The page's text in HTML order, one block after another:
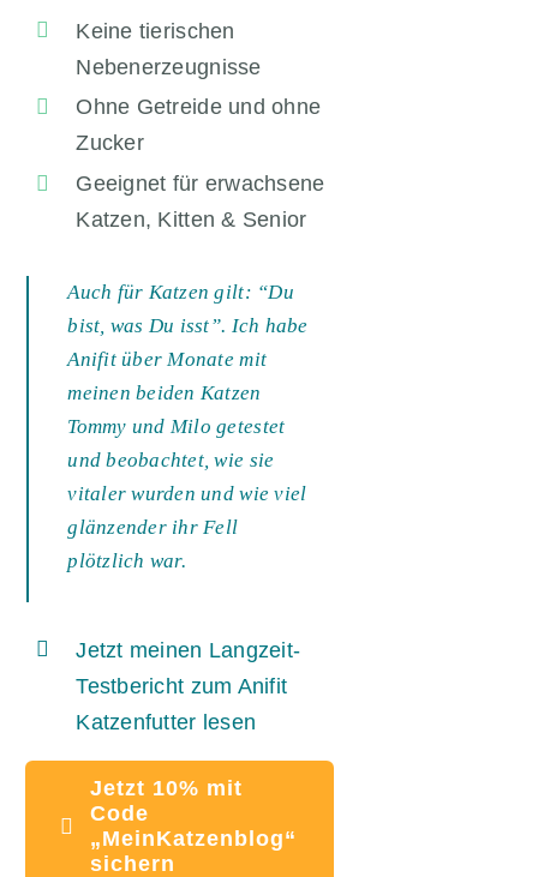
Keine tierischen
Nebenerzeugnisse
Ohne Getreide und ohne
Zucker
Geeignet für erwachsene
Katzen, Kitten & Senior
Auch für Katzen gilt: “Du
bist, was Du isst”. Ich habe
Anifit über Monate mit
meinen beiden Katzen
Tommy und Milo getestet
und beobachtet, wie sie
vitaler wurden und wie viel
glänzender ihr Fell
plötzlich war.
Jetzt meinen Langzeit-
Testbericht zum Anifit
Katzenfutter lesen
Jetzt 10% mit
Code
„MeinKatzenblog“
sichern